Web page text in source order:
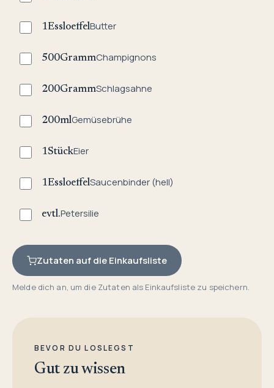
1EssloeffelButter
500GrammChampignons
200GrammSchlagsahne
200mlGemüsebrühe
1StückEier
1EssloeffelSaucenbinder (hell)
evtl.Petersilie
Zutaten auf die Einkaufsliste
Melde dich an, um die Zutaten als Einkaufsliste zu speichern.
BEVOR DU LOSLEGST
Gut zu wissen